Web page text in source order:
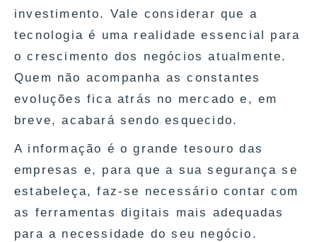
investimento. Vale considerar que a
tecnologia é uma realidade essencial para
o crescimento dos negócios atualmente.
Quem não acompanha as constantes
evoluções fica atrás no mercado e, em
breve, acabará sendo esquecido.
A informação é o grande tesouro das
empresas e, para que a sua segurança se
estabeleça, faz-se necessário contar com
as ferramentas digitais mais adequadas
para a necessidade do seu negócio.